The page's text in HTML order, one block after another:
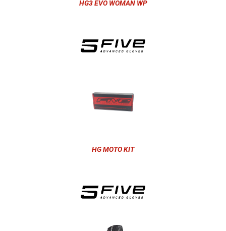
HG3 EVO WOMAN WP
HG MOTO KIT